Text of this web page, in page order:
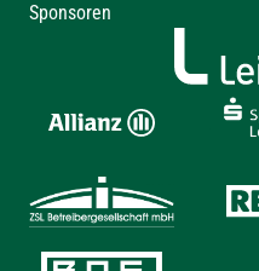
Sponsoren